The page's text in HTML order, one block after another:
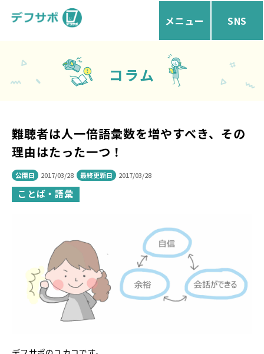
メニュー SNS
コラム
難聴者は人一倍語彙数を増やすべき、その
理由はたった一つ！
公開日 2017/03/28 最終更新日 2017/03/28
ことば・語彙